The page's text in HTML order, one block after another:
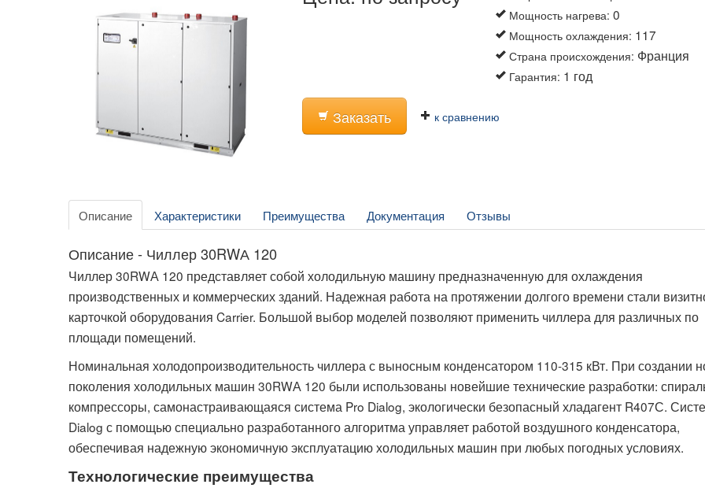
Мощность нагрева:0
Мощность охлаждения: 117
Страна происхождения: Франция
Гарантия: 1 год
Заказать к сравнению
Описание Характеристики Преимущества Документация Отзывы
Описание - Чиллер 30RWА 120
Чиллер 30RWА 120 представляет собой холодильную машину предназначенную для охлаждения
производственных и коммерческих зданий. Надежная работа на протяжении долгого времени стали
карточкой оборудования Carrier. Большой выбор моделей позволяют применить чиллера для различных по
площади помещений.
Номинальная холодопроизводительность чиллера с выносным конденсатором 110-315 кВт. При создании
поколения холодильных машин 30RWА 120 были использованы новейшие технические разработки:
компрессоры, самонастраивающаяся система Pro Dialog, экологически безопасный хладагент R407С.
Dialog с помощью специально разработанного алгоритма управляет работой воздушного конденсатора,
обеспечивая надежную экономичную эксплуатацию холодильных машин при любых погодных условиях.
Технологические преимущества